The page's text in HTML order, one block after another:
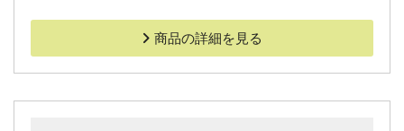
商品の詳細を見る